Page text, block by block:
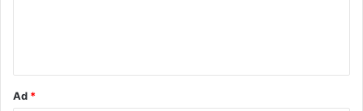
Ad *